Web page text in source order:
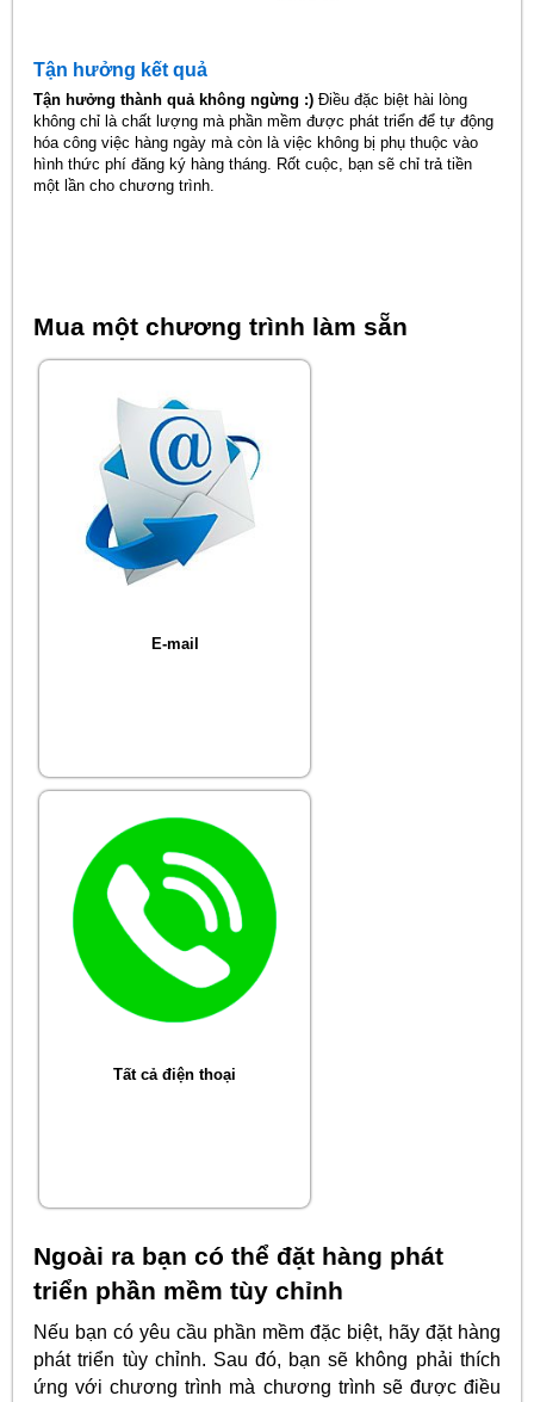
Tận hưởng kết quả
Tận hưởng thành quả không ngừng :) Điều đặc biệt hài lòng
không chỉ là chất lượng mà phần mềm được phát triển để tự động
hóa công việc hàng ngày mà còn là việc không bị phụ thuộc vào
hình thức phí đăng ký hàng tháng. Rốt cuộc, bạn sẽ chỉ trả tiền
một lần cho chương trình.
Mua một chương trình làm sẵn
E-mail
Tất cả điện thoại
Ngoài ra bạn có thể đặt hàng phát
triển phần mềm tùy chỉnh
Nếu bạn có yêu cầu phần mềm đặc biệt, hãy đặt hàng
phát triển tùy chỉnh. Sau đó, bạn sẽ không phải thích
ứng với chương trình mà chương trình sẽ được điều